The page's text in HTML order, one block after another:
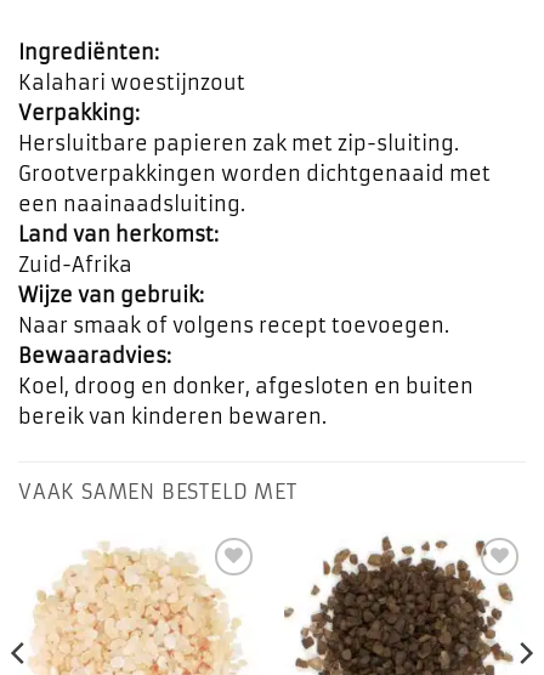
Ingrediënten:
Kalahari woestijnzout
Verpakking:
Hersluitbare papieren zak met zip-sluiting.
Grootverpakkingen worden dichtgenaaid met
een naainaadsluiting.
Land van herkomst:
Zuid-Afrika
Wijze van gebruik:
Naar smaak of volgens recept toevoegen.
Bewaaradvies:
Koel, droog en donker, afgesloten en buiten
bereik van kinderen bewaren.
VAAK SAMEN BESTELD MET
Toevoegen
aan
favorieten
Toevoegen
aan
favorieten